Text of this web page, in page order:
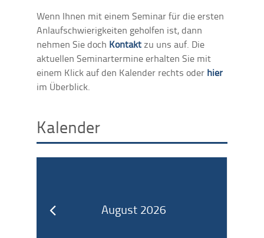
Wenn Ihnen mit einem Seminar für die ersten
Anlaufschwierigkeiten geholfen ist, dann
nehmen Sie doch Kontakt zu uns auf. Die
aktuellen Seminartermine erhalten Sie mit
einem Klick auf den Kalender rechts oder hier
im Überblick.
Kalender
August 2026